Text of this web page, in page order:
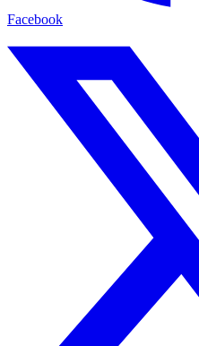
Facebook